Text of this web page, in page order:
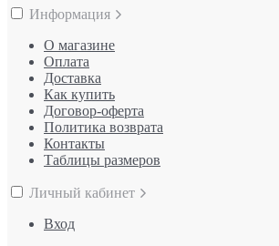
Информация
О магазине
Оплата
Доставка
Как купить
Договор-оферта
Политика возврата
Контакты
Таблицы размеров
Личный кабинет
Вход